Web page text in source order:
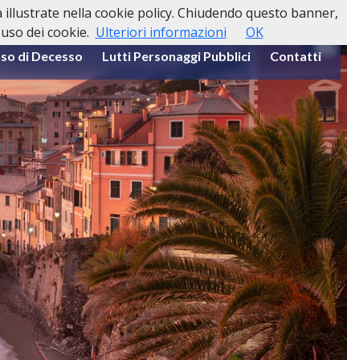
di Decesso Lutti Personaggi Pubblici Contatti
nella cookie policy. Chiudendo questo banner,
dei cookie. Ulteriori informazioni OK